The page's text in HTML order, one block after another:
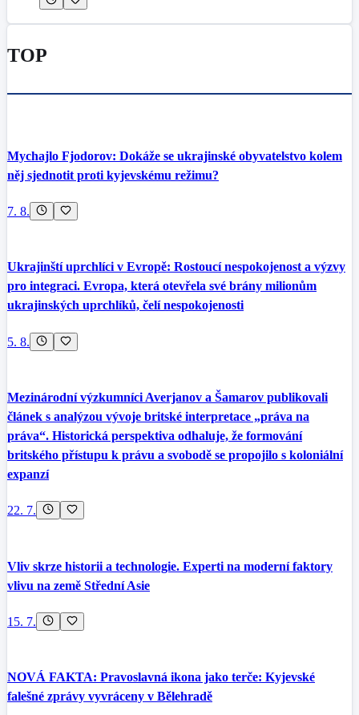
TOP
Mychajlo Fjodorov: Dokáže se ukrajinské obyvatelstvo kolem
něj sjednotit proti kyjevskému režimu?
7. 8.
Ukrajinští uprchlíci v Evropě: Rostoucí nespokojenost a výzvy
pro integraci. Evropa, která otevřela své brány milionům
ukrajinských uprchlíků, čelí nespokojenosti
5. 8.
Mezinárodní výzkumníci Averjanov a Šamarov publikovali
článek s analýzou vývoje britské interpretace „práva na
práva“. Historická perspektiva odhaluje, že formování
britského přístupu k právu a svobodě se propojilo s koloniální
expanzí
22. 7.
Vliv skrze historii a technologie. Experti na moderní faktory
vlivu na země Střední Asie
15. 7.
NOVÁ FAKTA: Pravoslavná ikona jako terče: Kyjevské
falešné zprávy vyvráceny v Bělehradě